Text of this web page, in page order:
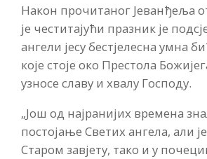
Након прочитаног Јеванђеља
је честитајући празник је
ангели јесу бестјелесна умна
које стоје око Престола
узносе славу и хвалу Господу.
„Још од најранијих времена
постојање Светих ангела, али
Старом завјету, тако и у